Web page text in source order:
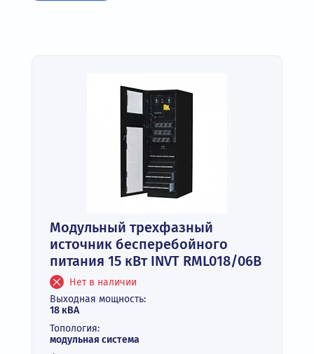
Модульный трехфазный
источник бесперебойного
питания 15 кВт INVT RML018/06B
Нет в наличии
Выходная мощность:
18 кВА
Топология:
модульная система